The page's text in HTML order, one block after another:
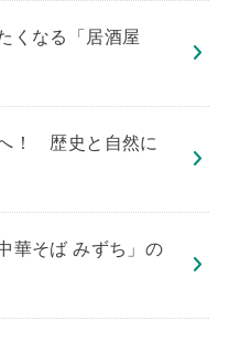
くなる「居酒屋
！ 歴史と自然に
華そば みずち」の